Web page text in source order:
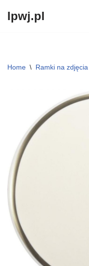
lpwj.pl
Home \ Ramki na zdjęcia